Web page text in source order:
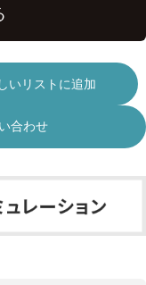
いリストに追加
合わせ